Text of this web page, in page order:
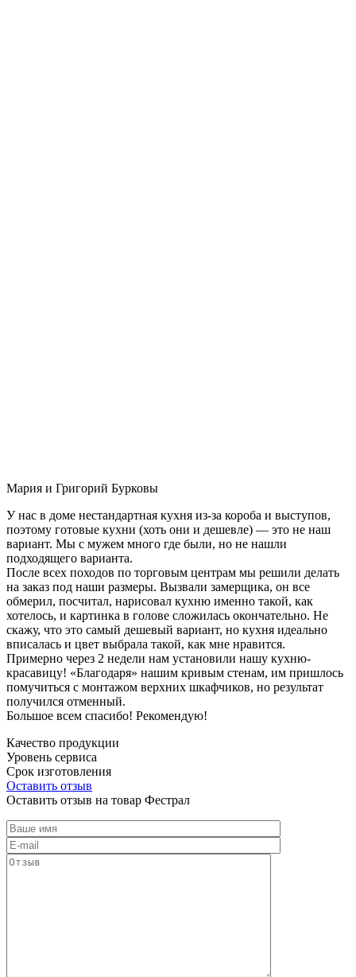
Мария и Григорий Бурковы
У нас в доме нестандартная кухня из-за короба и выступов,
поэтому готовые кухни (хоть они и дешевле) — это не наш
вариант. Мы с мужем много где были, но не нашли
подходящего варианта.
После всех походов по торговым центрам мы решили делать
на заказ под наши размеры. Вызвали замерщика, он все
обмерил, посчитал, нарисовал кухню именно такой, как
хотелось, и картинка в голове сложилась окончательно. Не
скажу, что это самый дешевый вариант, но кухня идеально
вписалась и цвет выбрала такой, как мне нравится.
Примерно через 2 недели нам установили нашу кухню-
красавицу! «Благодаря» нашим кривым стенам, им пришлось
помучиться с монтажом верхних шкафчиков, но результат
получился отменный.
Большое всем спасибо! Рекомендую!
Качество продукции
Уровень сервиса
Срок изготовления
Оставить отзыв
Оставить отзыв на товар Фестрал